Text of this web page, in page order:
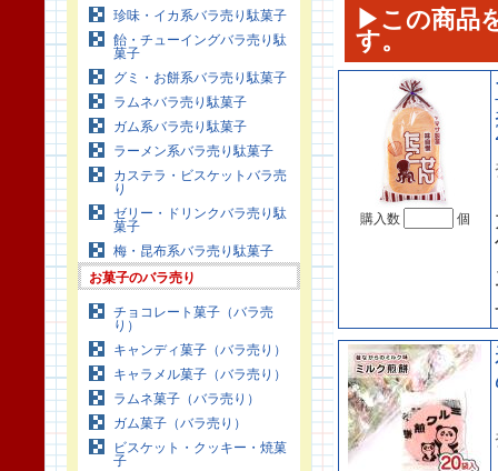
珍味・イカ系バラ売り駄菓子
飴・チューイングバラ売り駄
菓子
グミ・お餅系バラ売り駄菓子
ラムネバラ売り駄菓子
ガム系バラ売り駄菓子
ラーメン系バラ売り駄菓子
カステラ・ビスケットバラ売
り
ゼリー・ドリンクバラ売り駄
菓子
梅・昆布系バラ売り駄菓子
お菓子のバラ売り
チョコレート菓子（バラ売
り）
キャンディ菓子（バラ売り）
キャラメル菓子（バラ売り）
ラムネ菓子（バラ売り）
ガム菓子（バラ売り）
ビスケット・クッキー・焼菓
子
▶この商品
す。
購入数 個